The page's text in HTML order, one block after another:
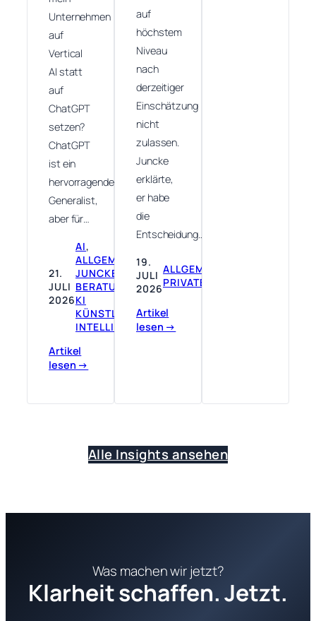
Unternehmen
auf
Vertical
AI statt
auf
ChatGPT
setzen?
ChatGPT
ist ein
hervorragender
Generalist,
aber für…
21.
JULI
2026
AI
ALLGEMEIN
,
JUNCKE EDV
BERATUNG
,
KI
KÜNSTLICHE
INTELLIGENZ
Artikel
lesen →
auf
höchstem
Niveau
nach
derzeitiger
Einschätzung
nicht
zulassen.
Juncke
erklärte,
er habe
die
Entscheidung…
19.
JULI
2026
ALLGEMEIN
PRIVATES
Artikel
lesen →
Alle Insights ansehen
Was machen wir jetzt?
Klarheit schaffen. Jetzt.